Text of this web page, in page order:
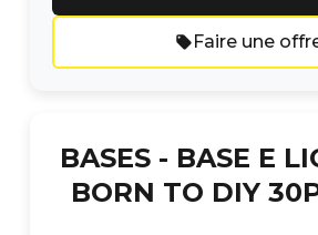
Faire une
BASES - BASE E
BORN TO DIY